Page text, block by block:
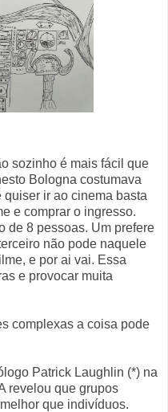
sozinho é mais fácil que
Bologna costumava
ir ao cinema basta
e comprar o ingresso.
de 8 pessoas. Um prefere
não pode naquele
e por ai vai. Essa
e provocar muita
complexas a coisa pode
Patrick Laughlin (*) na
revelou que grupos
que indivíduos.